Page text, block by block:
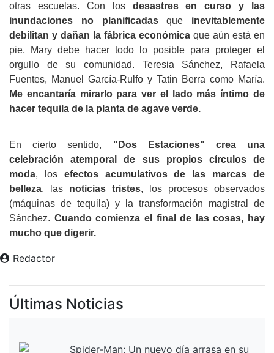
otras escuelas. Con los desastres en curso y las
inundaciones no planificadas que inevitablemente
debilitan y dañan la fábrica económica que aún está en
pie, Mary debe hacer todo lo posible para proteger el
orgullo de su comunidad. Teresia Sánchez, Rafaela
Me encantaría mirarlo para ver el lado más íntimo de
hacer tequila de la planta de agave verde.
En cierto sentido, "Dos Estaciones" crea una
celebración atemporal de sus propios círculos de
moda, los efectos acumulativos de las marcas de
belleza, las noticias tristes, los procesos observados
(máquinas de tequila) y la transformación magistral de
Sánchez. Cuando comienza el final de las cosas, hay
mucho que digerir.
Redactor
Últimas Noticias
Spider-Man: Un nuevo día arrasa en su